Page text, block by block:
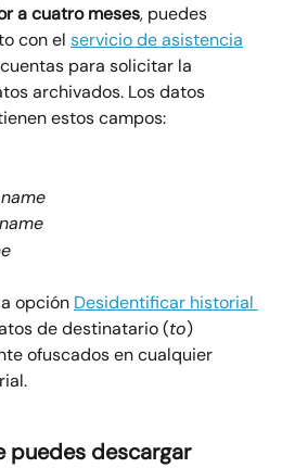
a cuatro meses, puedes
con el servicio de asistencia
para solicitar la
archivados. Los datos
estos campos:
opción Desidentificar historial
de destinatario (to)
ofuscados en cualquier
puedes descargar